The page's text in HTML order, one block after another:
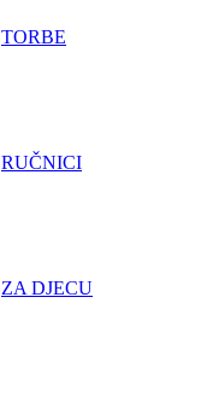
TORBE
RUČNICI
ZA DJECU